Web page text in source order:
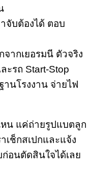
บต้องได้ ตอบ
ากเยอรมนี ตัวจริง
ะรถ Start-Stop
นโรงงาน จ่ายไฟ
น แค่ถ่ายรูปแบตลูก
เช็กสเปกและแจ้ง
ก่อนตัดสินใจได้เลย